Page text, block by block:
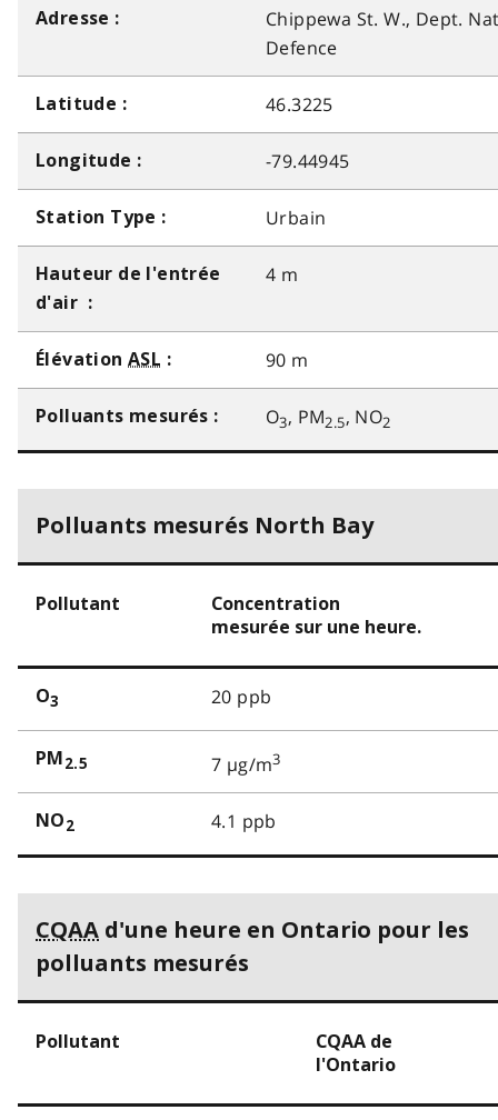
Adresse :
Chippewa St. W., Dept.
Defence
Latitude : 46.3225
Longitude : -79.44945
Station Type : Urbain
Hauteur de l'entrée
d'air :
4 m
ÉlévationASL : 90 m
Polluants mesurés : O3, PM2.5, NO2
Polluants mesurés North Bay
Pollutant
Concentration
mesurée sur une heure.
O3 20 ppb
PM 2.5 7 µg/m3
NO 2 4.1 ppb
CQAA d'une heure en Ontario pour les
polluants mesurés
Pollutant
CQAA de
l'Ontario